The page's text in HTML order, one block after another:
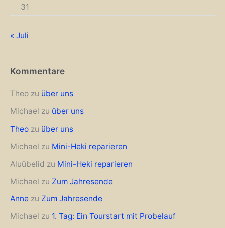
31
« Juli
Kommentare
Theo zu über uns
Michael zu über uns
Theo zu über uns
Michael zu Mini-Heki reparieren
Aluübelid zu Mini-Heki reparieren
Michael zu Zum Jahresende
Anne zu Zum Jahresende
Michael zu 1. Tag: Ein Tourstart mit Probelauf